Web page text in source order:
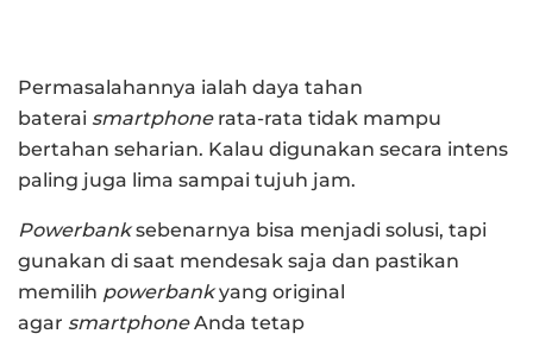
Permasalahannya ialah daya tahan
baterai smartphonerata-rata tidak mampu
bertahan seharian. Kalau digunakan secara intens
paling juga lima sampai tujuh jam.
Powerbanksebenarnya bisa menjadi solusi, tapi
gunakan di saat mendesak saja dan pastikan
memilih powerbankyang original
agar smartphoneAnda tetap